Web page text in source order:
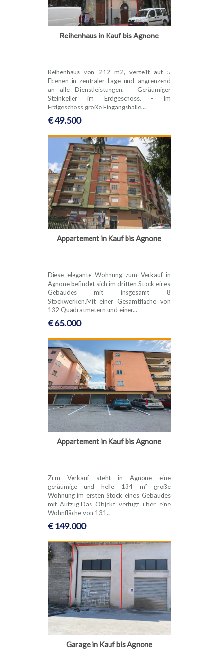
Reihenhaus in Kauf bis Agnone
Reihenhaus von 212 m2, verteilt auf 5
Ebenen in zentraler Lage und angrenzend
an alle Dienstleistungen. - Geräumiger
Steinkeller im Erdgeschoss. - Im
Erdgeschoss große Eingangshalle,...
€ 49.500
Appartement in Kauf bis Agnone
Diese elegante Wohnung zum Verkauf in
Agnone befindet sich im dritten Stock eines
Gebäudes mit insgesamt 8
Stockwerken.Mit einer Gesamtfläche von
132 Quadratmetern und einer...
€ 65.000
Appartement in Kauf bis Agnone
Zum Verkauf steht in Agnone eine
geräumige und helle 134 m² große
Wohnung im ersten Stock eines Gebäudes
mit Aufzug.Das Objekt verfügt über eine
Wohnfläche von 131...
€ 149.000
Garage in Kauf bis Agnone